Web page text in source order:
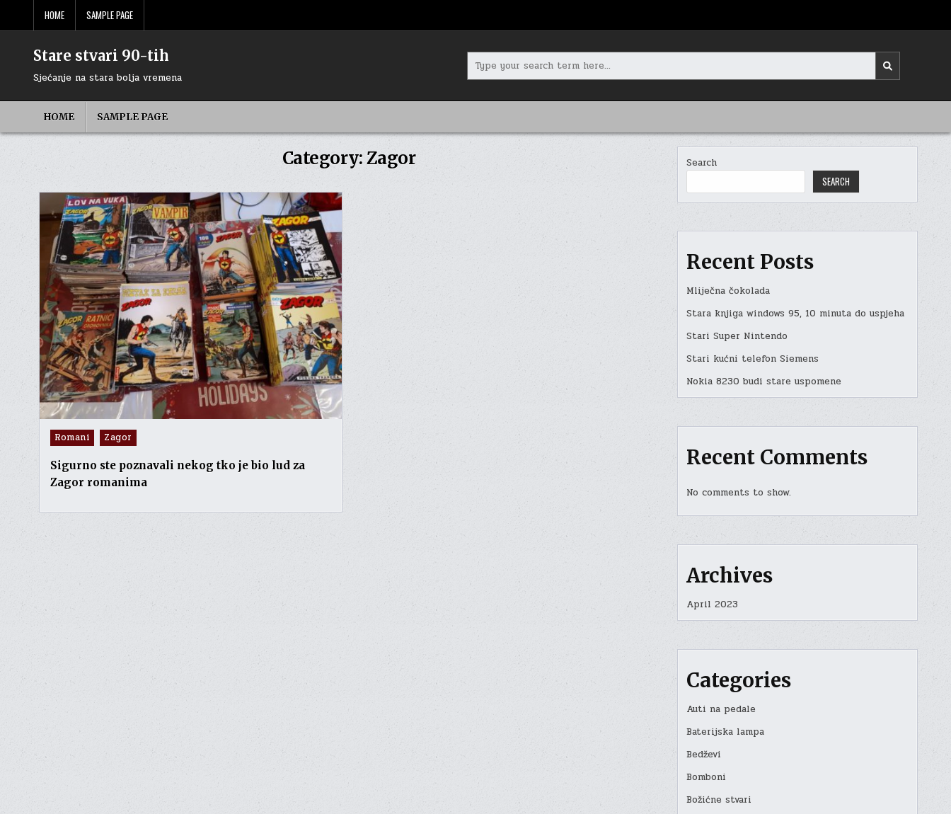
content
HOME SAMPLE PAGE
Stare stvari 90-tih
Sjećanje na stara bolja vremena
for:
HOME SAMPLE PAGE
Category:Zagor
Posted
in
Romani Zagor
Sigurno ste poznavali nekog tko je bio lud za
Zagor romanima
Search
SEARCH
Recent Posts
Mliječna čokolada
Stara knjiga windows 95, 10 minuta do uspjeha
Stari Super Nintendo
Stari kućni telefon Siemens
Nokia 8230 budi stare uspomene
Recent Comments
No comments to show.
Archives
April 2023
Categories
Auti na pedale
Baterijska lampa
Bedževi
Bomboni
Božićne stvari